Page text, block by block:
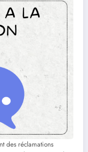
des réclamations